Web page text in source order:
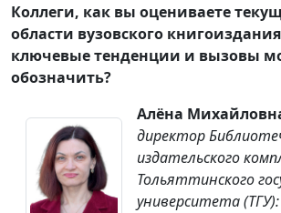
Коллеги, как вы оцениваете
области вузовского
ключевые тенденции и вызовы
обозначить?
Алёна
директор
издательского
Тольяттинского
университета (ТГУ):